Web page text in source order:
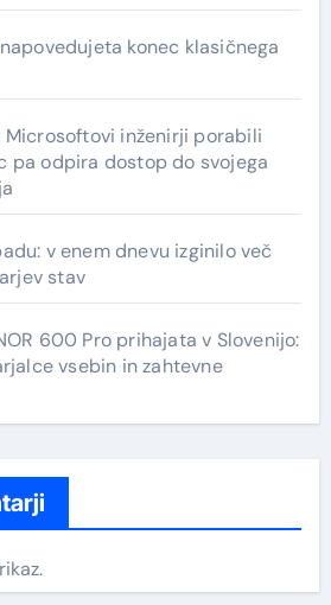
konec klasičnega
Microsoftovi inženirji porabili
pa odpira dostop do svojega
v enem dnevu izginilo več
stav
600 Pro prihajata v Slovenijo:
vsebin in zahtevne